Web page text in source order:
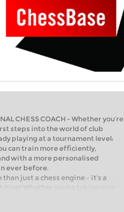
CHESS COACH - Whether you’re
steps into the world of club
playing at a tournament level:
can train more efficiently,
with a more personalised
ever before.
than just a chess engine – it’s a
Whether you’re taking your
the world of club chess, or already
level: with FRITZ, you can